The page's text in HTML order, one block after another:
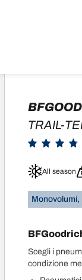
TRAIL-
All season
Monovolumi,
Scegli i
condizione